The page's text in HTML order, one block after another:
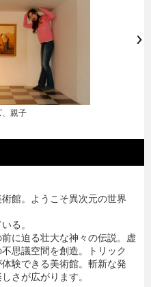
館。ようこそ異次元の世界
る。
に迫る壮大な神々の伝説。虚
思議空間を創造。トリック
験できる美術館。斬新な発
さが広がります。